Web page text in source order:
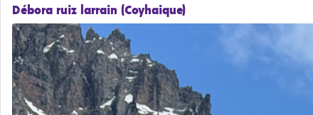
Débora ruiz larrain (Coyhaique)